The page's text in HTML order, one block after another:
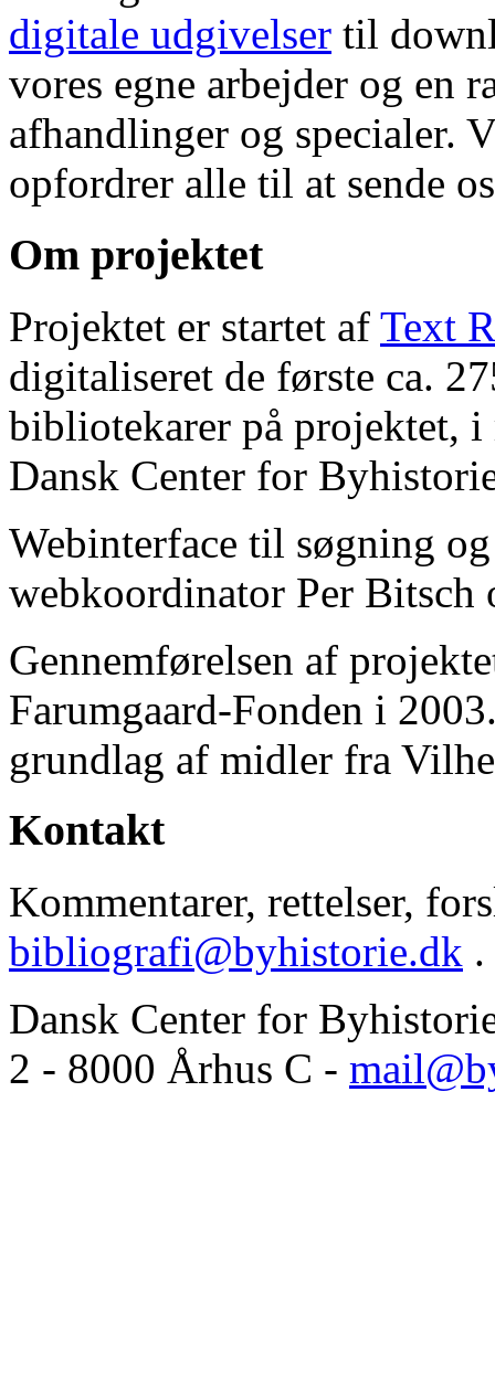
digitale udgivelser til
vores egne arbejder og en
afhandlinger og specialer.
opfordrer alle til at sende
Om projektet
Projektet er startet af Text
digitaliseret de første ca.
bibliotekarer på projektet, i
Dansk Center for
Webinterface til søgning
webkoordinator Per Bitsch
Gennemførelsen af
Farumgaard-Fonden i
grundlag af midler fra
Kontakt
Kommentarer, rettelser,
bibliografi@byhistorie.dk .
Dansk Center for
2 - 8000 Århus C -